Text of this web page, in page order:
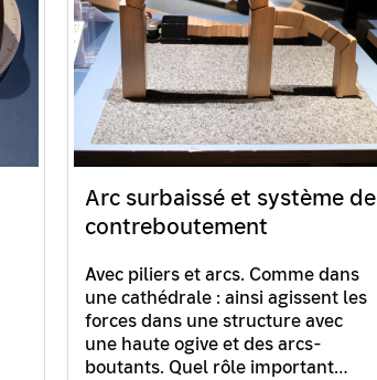
Arc surbaissé et système de
contreboutement
Avec piliers et arcs. Comme dans
une cathédrale : ainsi agissent les
forces dans une structure avec
une haute ogive et des arcs-
boutants. Quel rôle important…